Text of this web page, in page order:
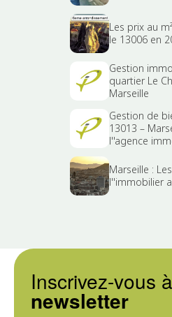
Les prix au
le 13006 en
Gestion
quartier Le
Marseille
Gestion de
13013 –
l''agence
Marseille :
l''immobilier
Inscrivez-vous
newsletter